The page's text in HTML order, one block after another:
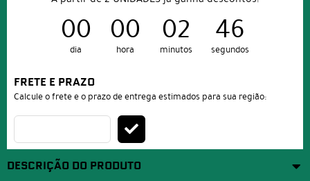
00
dia
00
hora
02
minutos
46
segundos
FRETE E PRAZO
Calcule o frete e o prazo de entrega estimados para sua região:
DESCRIÇÃO DO PRODUTO